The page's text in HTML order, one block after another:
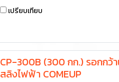
เปรียบเทียบ
CP-300B (300 กก.) รอกกว้
สลิงไฟฟ้า COMEUP